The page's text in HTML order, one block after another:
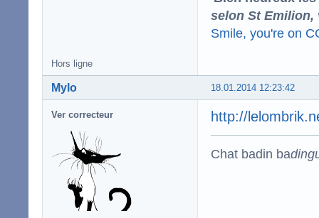
selon St Emilion,
Smile, you're on
Hors ligne
18.01.2014 12:23:42
Mylo
Ver correcteur http://
Chat badin ba